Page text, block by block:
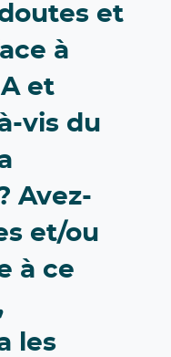
et
à
et
vis du
Avez-
et/ou
à ce
les